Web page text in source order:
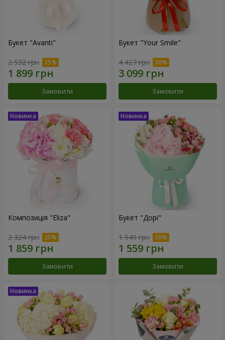
Букет "Avanti"
2 532 грн
Замовити
Букет "Your Smile"
4 427 грн
Замовити
Композиція "Eliza"
2 324 грн
Замовити
Букет "Дорі"
1 949 грн
Замовити